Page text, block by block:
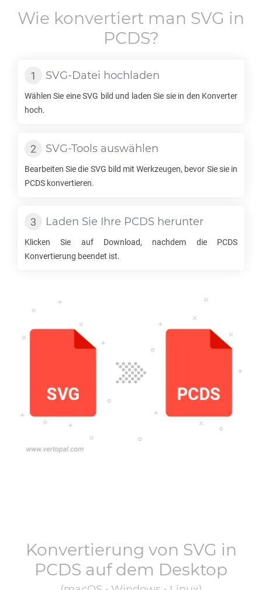
Wie konvertiert man SVG in
PCDS?
SVG-Datei hochladen
Wählen Sie eineSVG bild und laden Sie sie in den Konverter
hoch.
SVG-Tools auswählen
Bearbeiten Sie die SVG bild mit Werkzeugen, bevor Sie sie in
PCDS konvertieren.
Laden Sie Ihre PCDS herunter
Klicken Sie auf Download, nachdem die PCDS
Konvertierung beendet ist.
Konvertierung von SVG in
PCDS auf dem Desktop